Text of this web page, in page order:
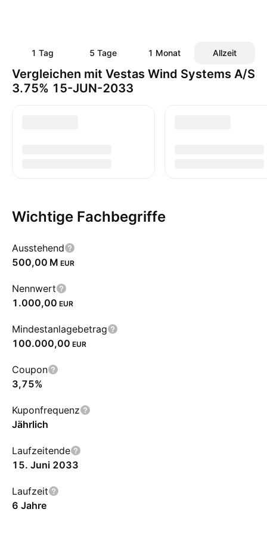
1 Tag 5 Tage 1 Monat Allzeit
Vergleichen mit Vestas Wind Systems A/S
3.75% 15-JUN-2033
Wichtige Fachbegriffe
Ausstehend
‪500,00 M‬ EUR
Nennwert
1.000,00 EUR
Mindestanlagebetrag
100.000,00 EUR
Coupon
3,75%
Kuponfrequenz
Jährlich
Laufzeitende
15. Juni 2033
Laufzeit
6 Jahre